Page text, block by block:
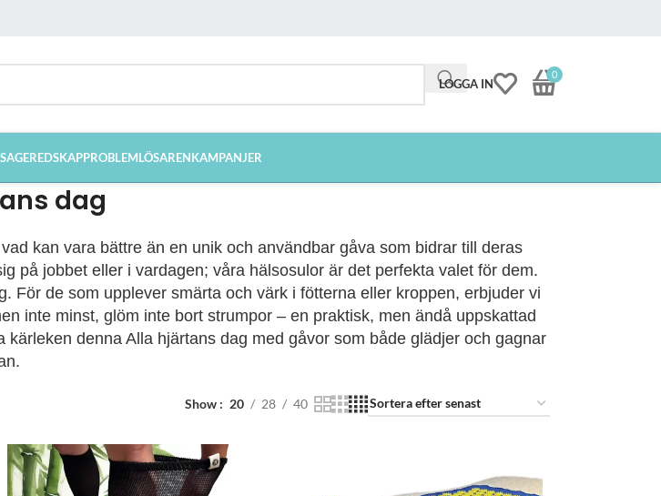
LOGGA IN
0
PROBLEMLÖSARENKAMPANJER
dag
kan vara bättre än en unik och användbar gåva som bidrar till deras
på jobbet eller i vardagen; våra hälsosulor är det perfekta valet för dem.
För de som upplever smärta och värk i fötterna eller kroppen, erbjuder vi
inte minst, glöm inte bort strumpor – en praktisk, men ändå uppskattad
denna Alla hjärtans dag med gåvor som både glädjer och gagnar
Show 20 28 40